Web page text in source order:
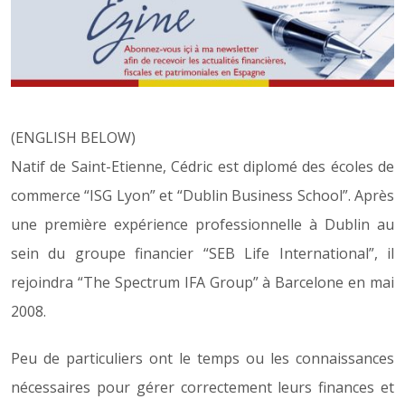
(ENGLISH BELOW)
Natif de Saint-Etienne, Cédric est diplomé des écoles de
commerce “ISG Lyon” et “Dublin Business School”. Après
une première expérience professionnelle à Dublin au
sein du groupe financier “SEB Life International”, il
rejoindra “The Spectrum IFA Group” à Barcelone en mai
2008.
Peu de particuliers ont le temps ou les connaissances
nécessaires pour gérer correctement leurs finances et